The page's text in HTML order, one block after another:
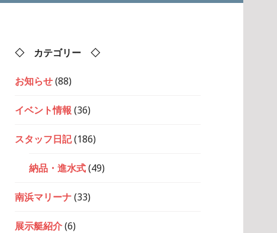
◇ カテゴリー ◇
お知らせ(88)
イベント情報 (36)
スタッフ日記(186)
納品・進水式(49)
南浜マリーナ(33)
展示艇紹介(6)